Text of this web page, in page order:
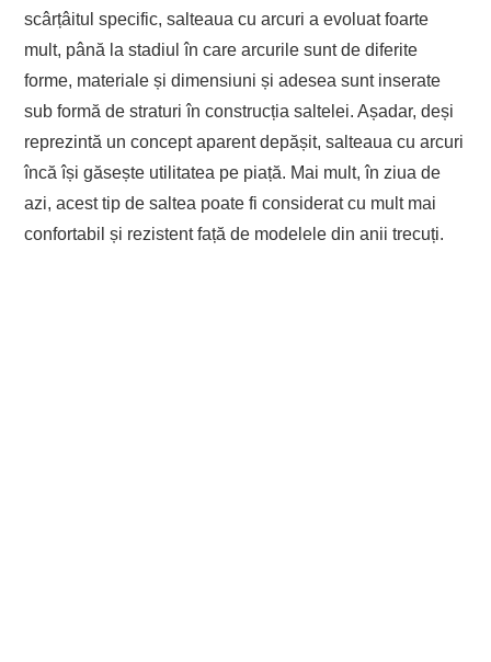
scârțâitul specific, salteaua cu arcuri a evoluat foarte
mult, până la stadiul în care arcurile sunt de diferite
forme, materiale și dimensiuni și adesea sunt inserate
sub formă de straturi în construcția saltelei. Așadar, deși
reprezintă un concept aparent depășit, salteaua cu arcuri
încă își găsește utilitatea pe piață. Mai mult, în ziua de
azi, acest tip de saltea poate fi considerat cu mult mai
confortabil și rezistent față de modelele din anii trecuți.